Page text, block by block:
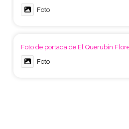
Foto
Foto de portada de El Querubín
Foto